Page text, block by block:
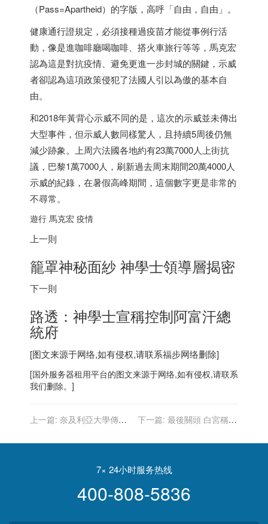
（Pass=Apartheid）的字版，高呼「自由，自由」。
健康通行證規定，必須接種過疫苗才能從事例行活
動，像是進咖啡廳喝咖啡、搭火車旅行等等，馬克宏
認為這是對抗疫情、避免更進一步封城的關鍵，示威
者卻認為這項政策侵犯了法國人引以為傲的基本自
由。
和2018年黃背心示威不同的是，這次的示威並未傳出
大型事件，但示威人數同樣驚人，且持續5周後仍無
減少跡象。上周六法國各地約有23萬7000人上街抗
議，巴黎1萬7000人，刷新過去周末期間20萬4000人
示威的紀錄，在暑假高峰期間，這個數字更是非常的
不尋常。
遊行 馬克宏 疫情
上一則
籠罩神秘面紗 神學士領導層揭密
下一則
路透：神學士​宣稱控制阿富汗總
統府
[图文来源于网络,如有侵权,请联系福步网络删除]
[国外服务器租用平台的图文来源于网络,如有侵权,请联系
我们删除。]
上一篇: 奈及利亞大學傳槍
下一篇: 最後關頭 白宮稱26
7× 24小时服务热线
400-808-5836